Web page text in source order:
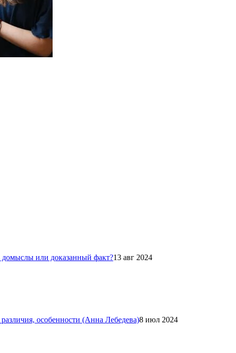
или доказанный факт?13 авг 2024
особенности (Анна Лебедева)8 июл 2024